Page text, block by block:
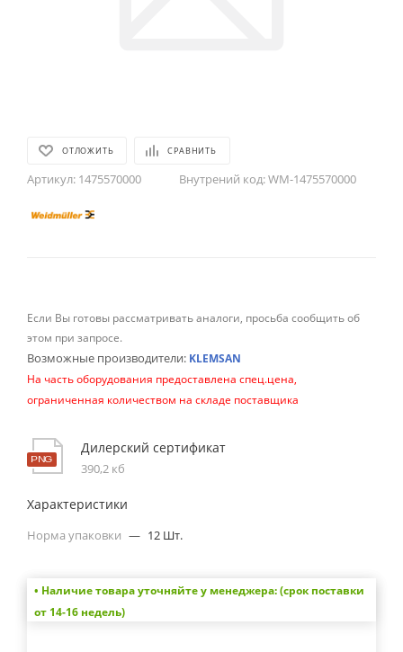
ОТЛОЖИТЬ СРАВНИТЬ
Артикул: 1475570000 Внутрений код:WM-1475570000
Если Вы готовы рассматривать аналоги, просьба сообщить об
этом при запросе.
Возможные производители: KLEMSAN
На часть оборудования предоставлена спец.цена,
ограниченная количеством на складе поставщика
Дилерский сертификат
390,2 кб
Характеристики
Норма упаковки — 12 Шт.
• Наличие товара уточняйте у менеджера: (срок поставки
от 14-16 недель)